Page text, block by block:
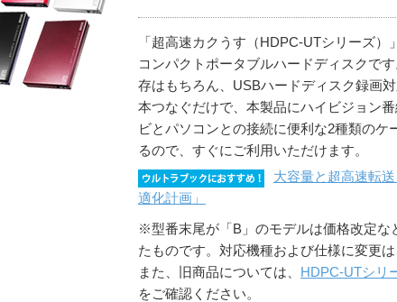
「超高速カクうす（HDPC-UTシリーズ）
コンパクトポータブルハードディスクで
存はもちろん、USBハードディスク録画
本つなぐだけで、本製品にハイビジョン
ビとパソコンとの接続に便利な2種類のケ
るので、すぐにご利用いただけます。
大容量と超高速転
適化計画」
※型番末尾が「B」のモデルは価格改定な
たものです。対応機種および仕様に変更は
また、旧商品については、 HDPC-UTシリ
をご確認ください。